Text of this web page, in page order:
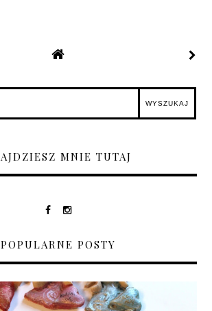
MNIE TUTAJ
POPULARNE POSTY